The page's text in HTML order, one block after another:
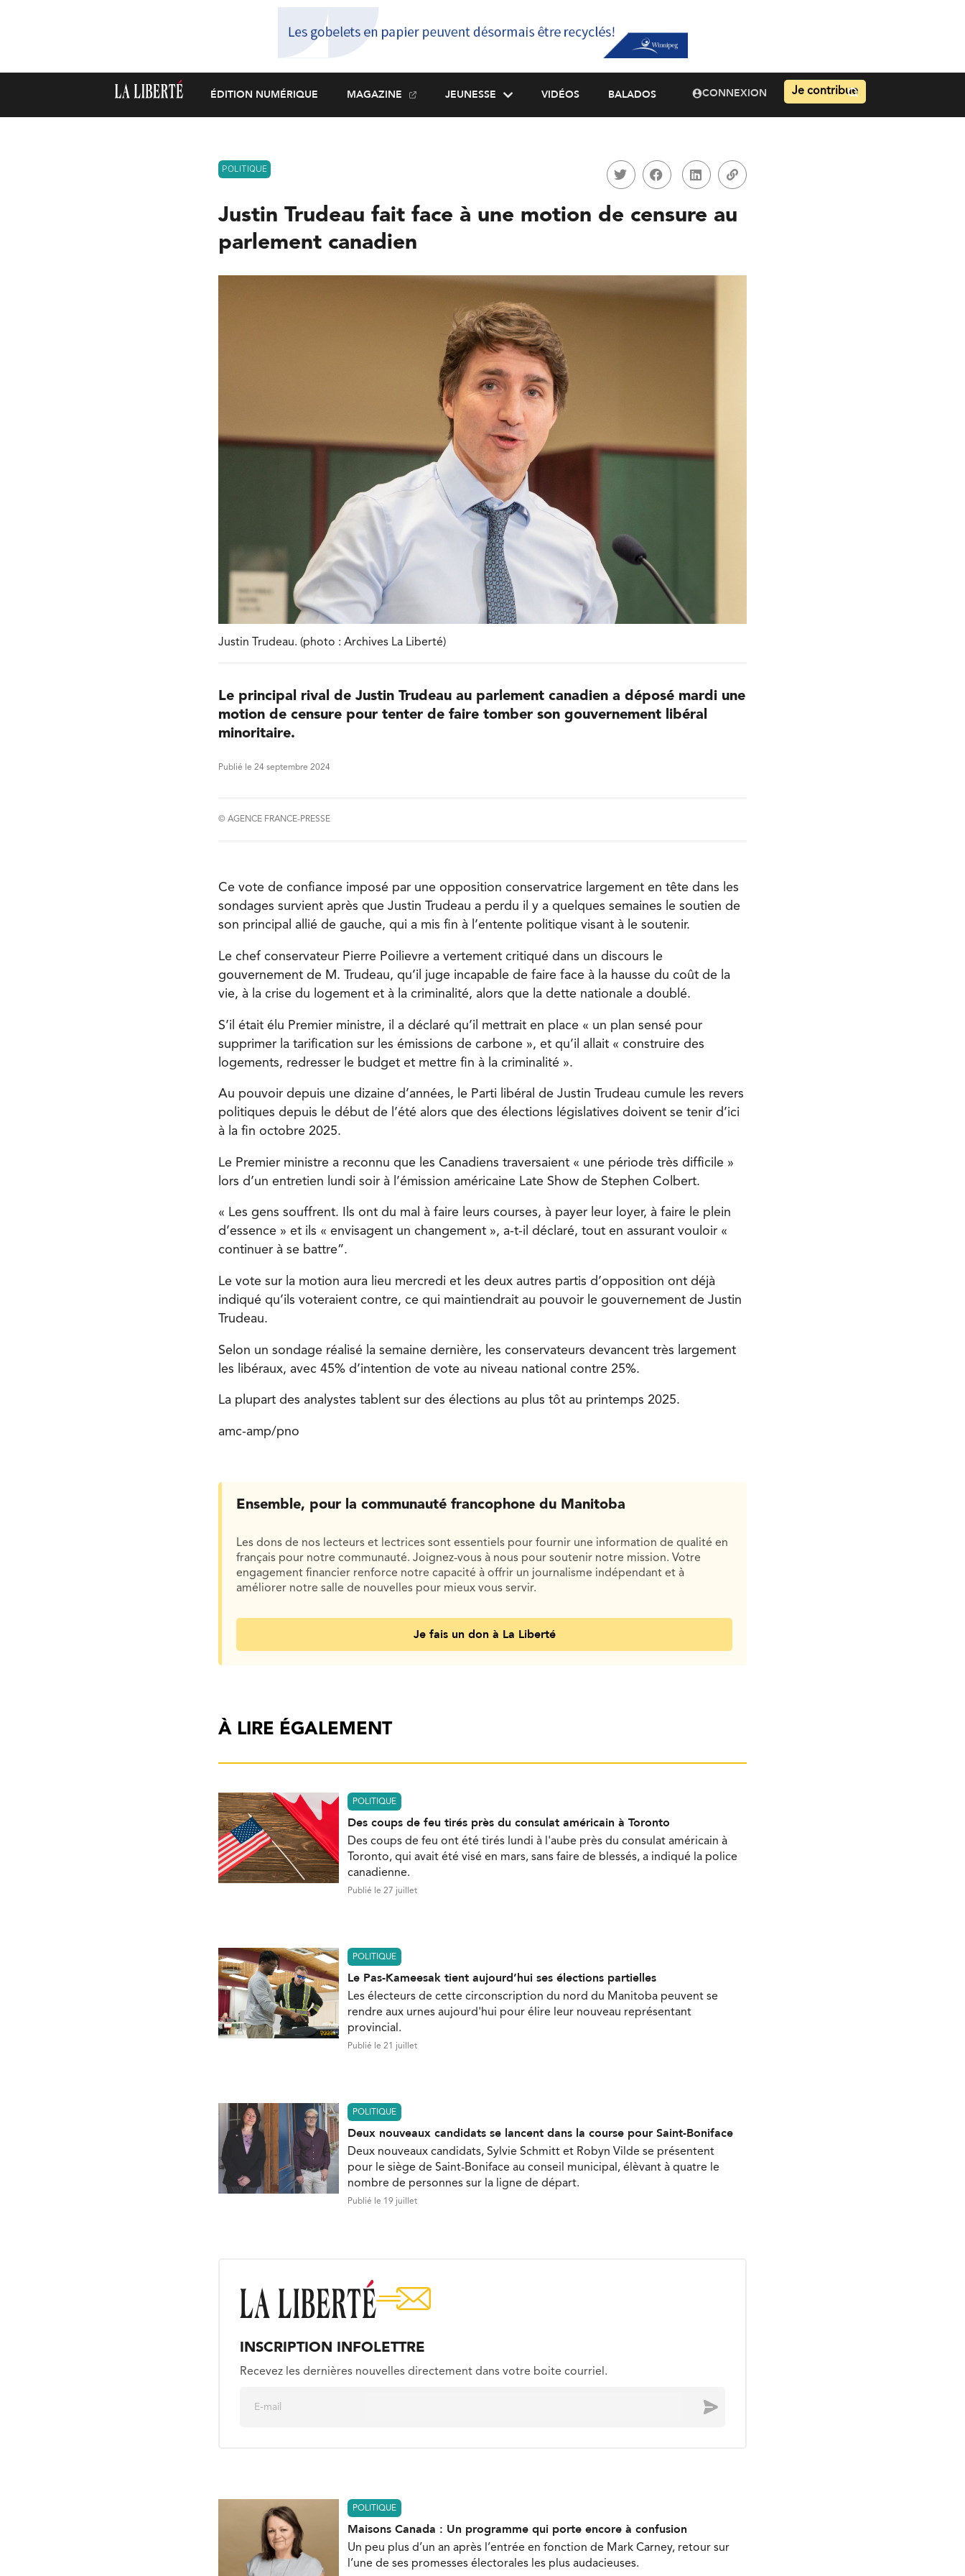
ÉDITION NUMÉRIQUE MAGAZINE JEUNESSE VIDÉOS BALADOS CONNEXION Je contribue
POLITIQUE
Justin Trudeau fait face à une motion de censure au
parlement canadien
Justin Trudeau. (photo : Archives La Liberté)
Le principal rival de Justin Trudeau au parlement canadien a déposé mardi une
motion de censure pour tenter de faire tomber son gouvernement libéral
minoritaire.
Publié le 24 septembre 2024
© AGENCE FRANCE-PRESSE
Ce vote de confiance imposé par une opposition conservatrice largement en tête dans les
sondages survient après que Justin Trudeau a perdu il y a quelques semaines le soutien de
son principal allié de gauche, qui a mis fin à l’entente politique visant à le soutenir.
Le chef conservateur Pierre Poilievre a vertement critiqué dans un discours le
gouvernement de M. Trudeau, qu’il juge incapable de faire face à la hausse du coût de la
vie, à la crise du logement et à la criminalité, alors que la dette nationale a doublé.
S’il était élu Premier ministre, il a déclaré qu’il mettrait en place « un plan sensé pour
supprimer la tarification sur les émissions de carbone », et qu’il allait « construire des
logements, redresser le budget et mettre fin à la criminalité ».
Au pouvoir depuis une dizaine d’années, le Parti libéral de Justin Trudeau cumule les revers
politiques depuis le début de l’été alors que des élections législatives doivent se tenir d’ici
à la fin octobre 2025.
Le Premier ministre a reconnu que les Canadiens traversaient « une période très difficile »
lors d’un entretien lundi soir à l’émission américaine Late Show de Stephen Colbert.
« Les gens souffrent. Ils ont du mal à faire leurs courses, à payer leur loyer, à faire le plein
d’essence » et ils « envisagent un changement », a-t-il déclaré, tout en assurant vouloir «
continuer à se battre”.
Le vote sur la motion aura lieu mercredi et les deux autres partis d’opposition ont déjà
indiqué qu’ils voteraient contre, ce qui maintiendrait au pouvoir le gouvernement de Justin
Trudeau.
Selon un sondage réalisé la semaine dernière, les conservateurs devancent très largement
les libéraux, avec 45% d’intention de vote au niveau national contre 25%.
La plupart des analystes tablent sur des élections au plus tôt au printemps 2025.
amc-amp/pno
Ensemble, pour la communauté francophone du Manitoba
Les dons de nos lecteurs et lectrices sont essentiels pour fournir une information de qualité en
français pour notre communauté. Joignez-vous à nous pour soutenir notre mission. Votre
engagement financier renforce notre capacité à offrir un journalisme indépendant et à
améliorer notre salle de nouvelles pour mieux vous servir.
Je fais un don à La Liberté
À LIRE ÉGALEMENT
POLITIQUE
Des coups de feu tirés près du consulat américain à Toronto
Des coups de feu ont été tirés lundi à l'aube près du consulat américain à
Toronto, qui avait été visé en mars, sans faire de blessés, a indiqué la police
canadienne.
Publié le 27 juillet
POLITIQUE
Le Pas-Kameesak tient aujourd’hui ses élections partielles
Les électeurs de cette circonscription du nord du Manitoba peuvent se
rendre aux urnes aujourd'hui pour élire leur nouveau représentant
provincial.
Publié le 21 juillet
POLITIQUE
Deux nouveaux candidats se lancent dans la course pour Saint-Boniface
Deux nouveaux candidats, Sylvie Schmitt et Robyn Vilde se présentent
pour le siège de Saint-Boniface au conseil municipal, élèvant à quatre le
nombre de personnes sur la ligne de départ.
Publié le 19 juillet
INSCRIPTION INFOLETTRE
Recevez les dernières nouvelles directement dans votre boite courriel.
Envoyer
POLITIQUE
Maisons Canada : Un programme qui porte encore à confusion
Un peu plus d’un an après l’entrée en fonction de Mark Carney, retour sur
l’une de ses promesses électorales les plus audacieuses.